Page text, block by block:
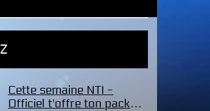
Cette semaine NTI -
Officiel t'offre ton pack